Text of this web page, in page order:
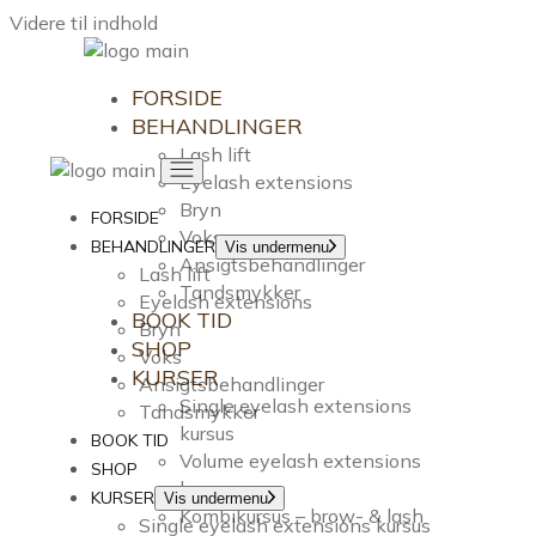
Videre til indhold
FORSIDE
BEHANDLINGER
Lash lift
Eyelash extensions
Bryn
Voks
Ansigtsbehandlinger
Tandsmykker
BOOK TID
SHOP
KURSER
Single eyelash extensions
kursus
Volume eyelash extensions
kursus
Kombikursus – brow- & lash
FORSIDE
BEHANDLINGER Vis undermenu
Lash lift
Eyelash extensions
Bryn
Voks
Ansigtsbehandlinger
Tandsmykker
BOOK TID
SHOP
KURSER Vis undermenu
Single eyelash extensions kursus